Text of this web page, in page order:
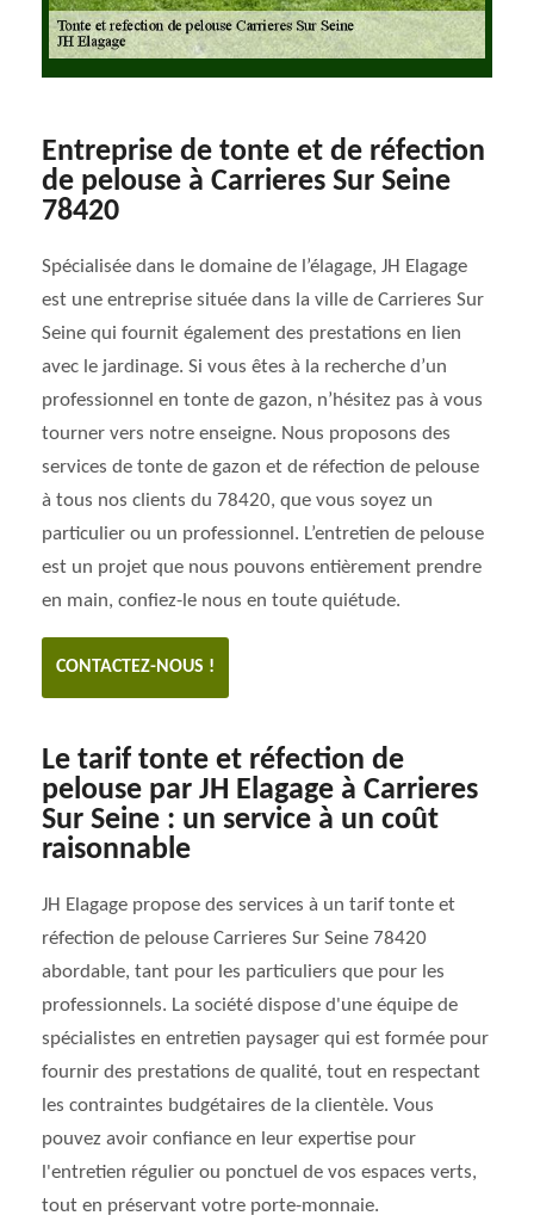
Entreprise de tonte et de réfection
de pelouse à Carrieres Sur Seine
78420
Spécialisée dans le domaine de l’élagage, JH Elagage
est une entreprise située dans la ville de Carrieres Sur
Seine qui fournit également des prestations en lien
avec le jardinage. Si vous êtes à la recherche d’un
professionnel en tonte de gazon, n’hésitez pas à vous
tourner vers notre enseigne. Nous proposons des
services de tonte de gazon et de réfection de pelouse
à tous nos clients du 78420, que vous soyez un
particulier ou un professionnel. L’entretien de pelouse
est un projet que nous pouvons entièrement prendre
en main, confiez-le nous en toute quiétude.
CONTACTEZ-NOUS !
Le tarif tonte et réfection de
pelouse par JH Elagage à Carrieres
Sur Seine : un service à un coût
raisonnable
JH Elagage propose des services à un tarif tonte et
réfection de pelouse Carrieres Sur Seine 78420
abordable, tant pour les particuliers que pour les
professionnels. La société dispose d'une équipe de
spécialistes en entretien paysager qui est formée pour
fournir des prestations de qualité, tout en respectant
les contraintes budgétaires de la clientèle. Vous
pouvez avoir confiance en leur expertise pour
l'entretien régulier ou ponctuel de vos espaces verts,
tout en préservant votre porte-monnaie.